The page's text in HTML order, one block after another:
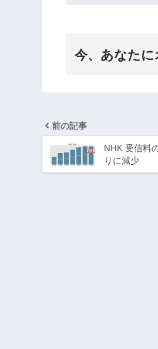
今、あなたに
前の記事
NHK 受信料
りに減少